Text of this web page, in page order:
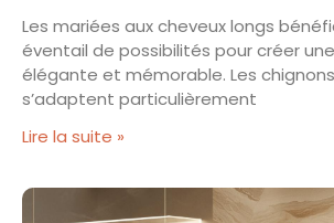
Les mariées aux cheveux longs
éventail de possibilités pour créer
élégante et mémorable. Les
s’adaptent particulièrement
Lire la suite »